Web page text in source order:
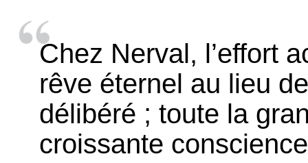
Chez Nerval, l’effort
rêve éternel au lieu
délibéré ; toute la
croissante